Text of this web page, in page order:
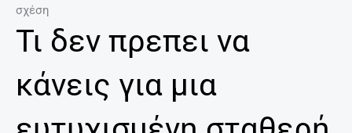
σχέση
Τι δεν πρεπει να
κάνεις για μια